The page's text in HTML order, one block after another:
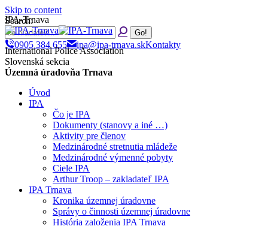
Skip to content
Search:
0905 384 655 ipa@ipa-trnava.skKontakty
IPA-Trnava
International Police Association
Slovenská sekcia
Územná úradovňa Trnava
Úvod
IPA
Čo je IPA
Dokumenty (stanovy a iné …)
Aktivity pre členov
Medzinárodné stretnutia mládeže
Medzinárodné výmenné pobyty
Ciele IPA
Arthur Troop – zakladateľ IPA
IPA Trnava
Kronika územnej úradovne
Správy o činnosti územnej úradovne
História založenia IPA Trnava